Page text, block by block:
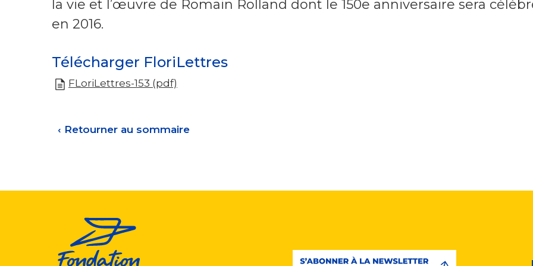
la vie et l’œuvre de Romain Rolland dont le 150e anniversaire sera
en 2016.
Télécharger FloriLettres
FLoriLettres-153 (pdf)
‹ Retourner au sommaire